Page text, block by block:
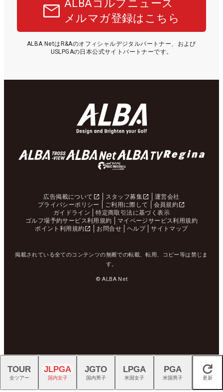
ALBAゴルフニュース
メルマガ登録はこちら
ALBA NetはR&Aのオフィシャルデジタルパートナー、および
USLPGAの日本公式サイトパートナーです。
広告掲載について スタッフ募集
運営会社
プライバシーポリシー
ご利用に際して
会員規約
ガイドライン
特定商取引法に基づく表示
ゴルフ場予約サービス利用規約
マイページサービス利用規約
ポイント利用規約
お問合せ ヘルプ サイトマップ
掲載されている全てのコンテンツの無断での転載、転用、コピー等は禁じま
す。
© ALBA Net
閉じる
TOUR
全ツアー
JLPGA
国内女子
JGTO
国内男子
LPGA
米国女子
PGA
米国男子 更新